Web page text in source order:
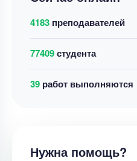
4183 преподавателей
77409студента
39 работ выполняются
Нужна помощь?